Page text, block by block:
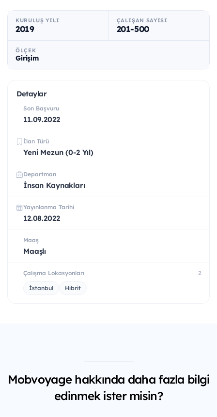
KURULUŞ YILI
2019
ÇALIŞAN SAYISI
201-500
ÖLÇEK
Girişim
Detaylar
Son Başvuru
11.09.2022
İlan Türü
Yeni Mezun (0-2 Yıl)
Departman
İnsan Kaynakları
Yayınlanma Tarihi
12.08.2022
Maaş
Maaşlı
Çalışma Lokasyonları 2
İstanbul Hibrit
Mobvoyage hakkında daha fazla bilgi
edinmek ister misin?